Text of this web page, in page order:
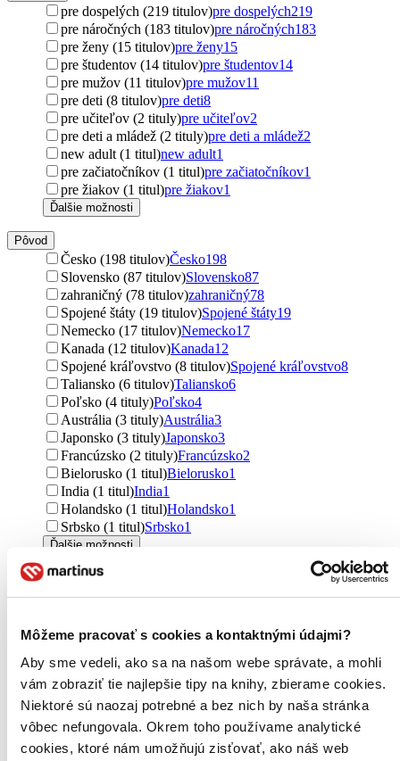
Môžeme pracovať s cookies a kontaktnými údajmi?
Aby sme vedeli, ako sa na našom webe správate, a mohli
vám zobraziť tie najlepšie tipy na knihy, zbierame cookies.
Niektoré sú naozaj potrebné a bez nich by naša stránka
vôbec nefungovala. Okrem toho používame analytické
cookies, ktoré nám umožňujú zisťovať, ako náš web
pre dospelých (219 titulov)pre dospelých219
pre náročných (183 titulov)pre náročných183
pre ženy (15 titulov)pre ženy15
pre študentov (14 titulov)pre študentov14
pre mužov (11 titulov)pre mužov11
pre deti (8 titulov)pre deti8
pre učiteľov (2 tituly)pre učiteľov2
pre deti a mládež (2 tituly)pre deti a mládež2
new adult (1 titul)new adult1
pre začiatočníkov (1 titul)pre začiatočníkov1
pre žiakov (1 titul)pre žiakov1
Ďalšie možnosti
Pôvod
Česko (198 titulov)Česko198
Slovensko (87 titulov)Slovensko87
zahraničný (78 titulov)zahraničný78
Spojené štáty (19 titulov)Spojené štáty19
Nemecko (17 titulov)Nemecko17
Kanada (12 titulov)Kanada12
Spojené kráľovstvo (8 titulov)Spojené kráľovstvo8
Taliansko (6 titulov)Taliansko6
Poľsko (4 tituly)Poľsko4
Austrália (3 tituly)Austrália3
Japonsko (3 tituly)Japonsko3
Francúzsko (2 tituly)Francúzsko2
Bielorusko (1 titul)Bielorusko1
India (1 titul)India1
Holandsko (1 titul)Holandsko1
Srbsko (1 titul)Srbsko1
Ďalšie možnosti
Autor
Martin Dostál (25 titulov)Martin Dostál25
Katarína Bajcurová (13 titulov)Katarína Bajcurová13
Ivan Jančár (11 titulov) Ivan Jančár11
Tomoko Sato (9 titulov)Tomoko Sato 9
Ľubomír Podušel (8 titulov)Ľubomír Podušel8
Juraj Mojžiš (8 titulov) Juraj Mojžiš8
Luděk Kříž (8 titulov)
Luděk Kříž
Patrik Váverka (8 titulov) Patrik Váverka8